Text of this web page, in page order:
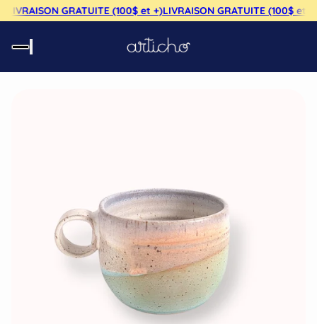
LIVRAISON GRATUITE (100$ et +)LIVRAISON GRATUITE (100$ et +)